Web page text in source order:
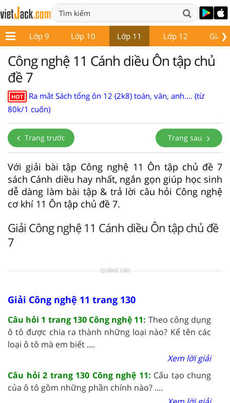
❯
8 Lớp 9 Lớp 10 Lớp 11 Lớp 12 Giáo
Công nghệ 11 Cánh diều Ôn tập chủ
đề 7
HOT
Ra mắt Sách tổng ôn 12 (2k8) toán, văn, anh.... (từ
80k/1 cuốn)
Trang trước Trang sau
Với giải bài tập Công nghệ 11 Ôn tập chủ đề 7
sách Cánh diều hay nhất, ngắn gọn giúp học sinh
dễ dàng làm bài tập & trả lời câu hỏi Công nghệ
cơ khí 11 Ôn tập chủ đề 7.
Giải Công nghệ 11 Cánh diều Ôn tập chủ đề
7
QUẢNG CÁO
Giải Công nghệ 11 trang 130
Câu hỏi 1 trang 130 Công nghệ 11: Theo công dụng
ô tô được chia ra thành những loại nào? Kể tên các
loại ô tô mà em biết ....
Xem lời giải
Câu hỏi 2 trang 130 Công nghệ 11: Cấu tạo chung
của ô tô gồm những phần chính nào? ....